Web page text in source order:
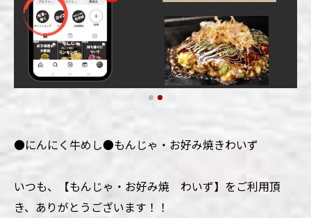
●にんにく牛めし●もんじゃ・お好み焼きわいず
いつも、【もんじゃ・お好み焼 わいず】をご利用頂
き、ありがとうございます！！